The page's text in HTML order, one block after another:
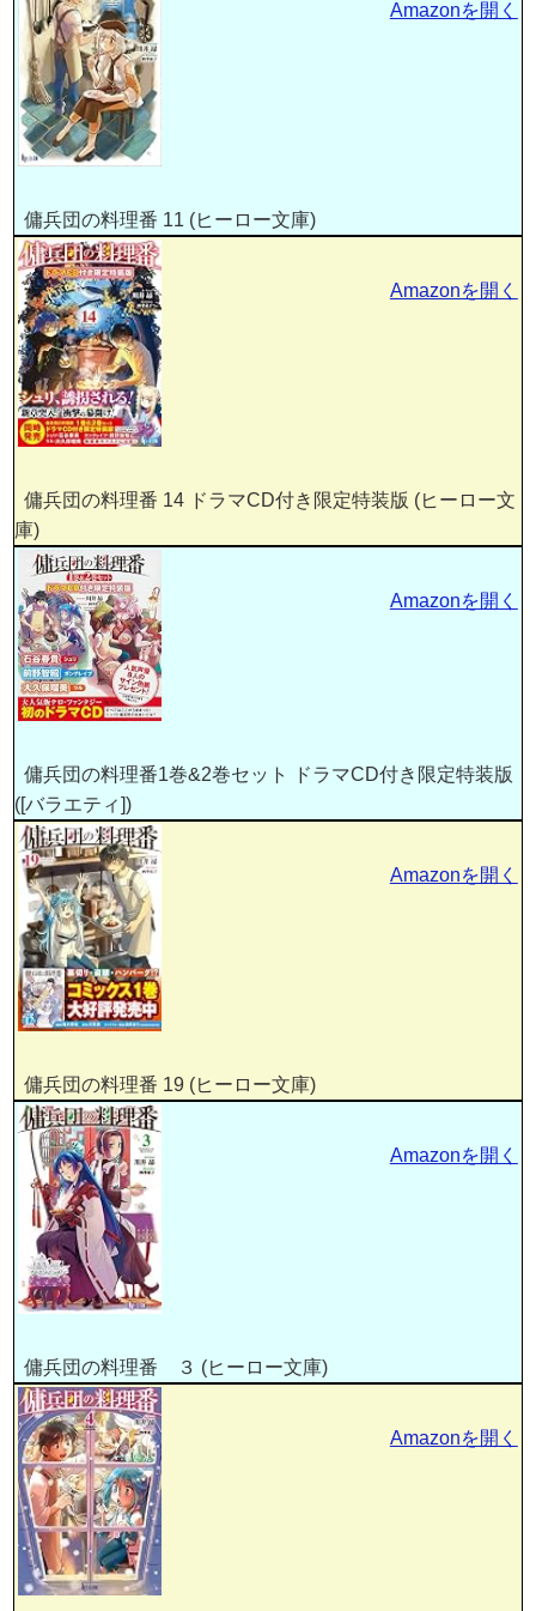
傭兵団の料理番 11 (ヒーロー文庫)
Amazonを開く
傭兵団の料理番 14 ドラマCD付き限定特装版 (ヒーロー文
庫)
Amazonを開く
傭兵団の料理番1巻&2巻セット ドラマCD付き限定特装版
([バラエティ])
Amazonを開く
傭兵団の料理番 19 (ヒーロー文庫)
Amazonを開く
傭兵団の料理番 ３ (ヒーロー文庫)
Amazonを開く
Amazonを開く